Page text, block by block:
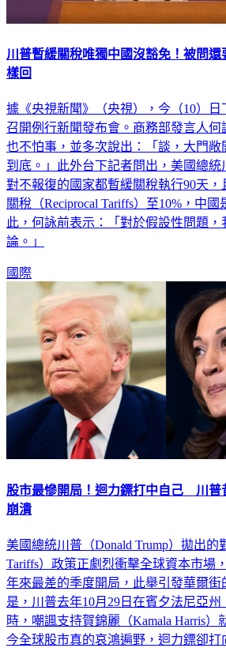
川普暫緩關稅唯獨中國沒豁免！被問
樣回
據《央視新聞》（央視），今（10）日
召開例行新聞發布會。商務部發言人
也不怕事，並多次說出：「談，大門
到底。」此外台下記者問出，美國總統
對不報復的國家都暫緩關稅執行90天
關稅（Reciprocal Tariffs）至10%，中
此，何詠前表示：「對於假設性問題
論。」
國際
股市最慘開局！迴力鏢打中自己 川普
崩潰
美國總統川普（Donald Trump）拋出的
Tariffs）政策正劇烈衝擊全球資本市場
年來最差的季度開局，此舉引發華爾街
是，川普去年10月29日在賓夕法尼亞
時，嘲諷支持賀錦麗（Kamala Harris）
今全球股市真的哀鴻遍野，迴力鏢卻